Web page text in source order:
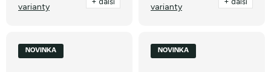
varianty
varianty
NOVINKA NOVINKA